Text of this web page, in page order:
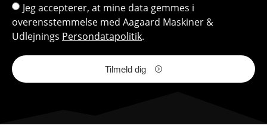
Jeg accepterer, at mine data gemmes i
overensstemmelse med Aagaard Maskiner &
Udlejnings Persondatapolitik.
Tilmeld dig